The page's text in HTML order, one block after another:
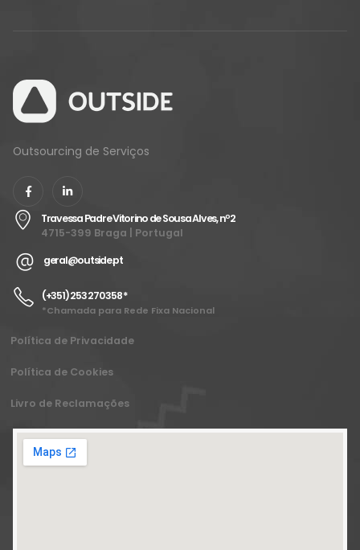
Outsourcing de Serviços
Travessa Padre Vitorino de Sousa Alves, nº2
4715-399 Braga | Portugal
geral@outside.pt
(+351) 253 270 358 *
*Chamada para Rede Fixa Nacional
Política de Privacidade
Política de Cookies
Livro de Reclamações